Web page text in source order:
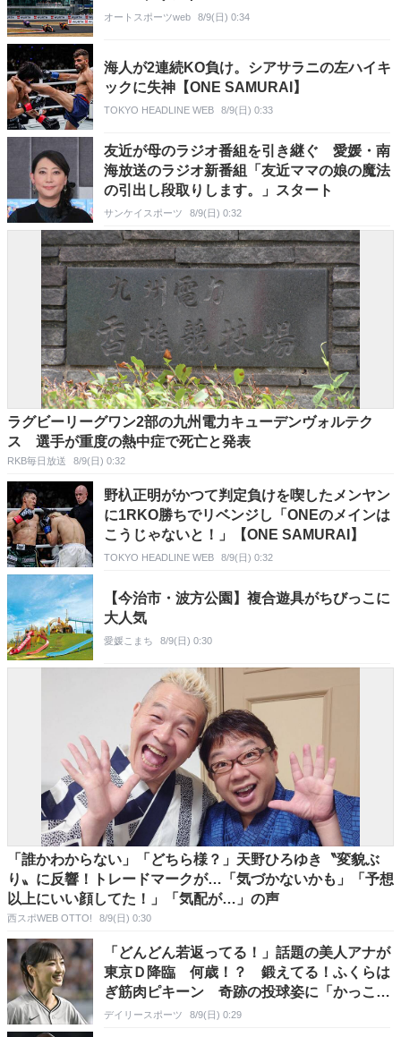
オートスポーツweb 8/9(日) 0:34
海人が2連続KO負け。シアサラニの左ハイキ
ックに失神【ONE SAMURAI】
TOKYO HEADLINE WEB 8/9(日) 0:33
友近が母のラジオ番組を引き継ぐ 愛媛・南
海放送のラジオ新番組「友近ママの娘の魔法
の引出し段取りします。」スタート
サンケイスポーツ 8/9(日) 0:32
ラグビーリーグワン2部の九州電力キューデンヴォルテク
ス 選手が重度の熱中症で死亡と発表
RKB毎日放送 8/9(日) 0:32
野杁正明がかつて判定負けを喫したメンヤン
に1RKO勝ちでリベンジし「ONEのメインは
こうじゃないと！」【ONE SAMURAI】
TOKYO HEADLINE WEB 8/9(日) 0:32
【今治市・波方公園】複合遊具がちびっこに
大人気
愛媛こまち 8/9(日) 0:30
「誰かわからない」「どちら様？」天野ひろゆき〝変貌ぶ
り〟に反響！トレードマークが…「気づかないかも」「予想
以上にいい顔してた！」「気配が…」の声
西スポWEB OTTO! 8/9(日) 0:30
「どんどん若返ってる！」話題の美人アナが
東京Ｄ降臨 何歳！？ 鍛えてる！ふくらは
ぎ筋肉ピキーン 奇跡の投球姿に「かっこい
い」「アイドル？」「女神」
デイリースポーツ 8/9(日) 0:29